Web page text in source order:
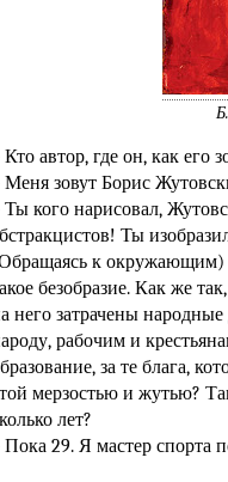
Кто автор, где он, как его
Меня зовут Борис
Ты кого нарисовал,
Ты
к окружающим)
безобразие. Как же
него затрачены
рабочим и
за те блага,
мерзостью и жутью?
лет?
Пока 29. Я мастер спорта